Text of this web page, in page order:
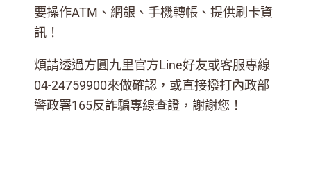
要操作ATM、網銀、手機轉帳、提供刷卡資
訊！
煩請透過方圓九里官方Line好友或客服專線
04-24759900來做確認，或直接撥打內政部
警政署165反詐騙專線查證，謝謝您！